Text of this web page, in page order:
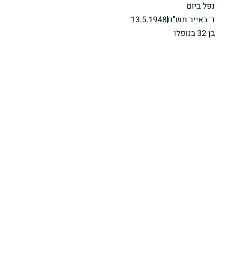
נפל ביום
ד' באייר תש"ח13.5.1948
בן 32 בנופלו